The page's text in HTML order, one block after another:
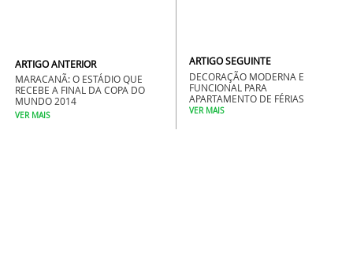
ARTIGO ANTERIOR
MARACANÃ: O ESTÁDIO QUE
RECEBE A FINAL DA COPA DO
MUNDO 2014
VER MAIS
ARTIGO SEGUINTE
DECORAÇÃO MODERNA E
FUNCIONAL PARA
APARTAMENTO DE FÉRIAS
VER MAIS